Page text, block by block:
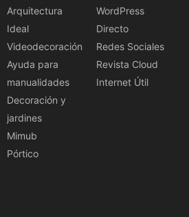
Arquitectura
Ideal
Videodecoración
Ayuda para
manualidades
Decoración y
jardines
Mimub
Pórtico
WordPress
Directo
Redes Sociales
Revista Cloud
Internet Útil